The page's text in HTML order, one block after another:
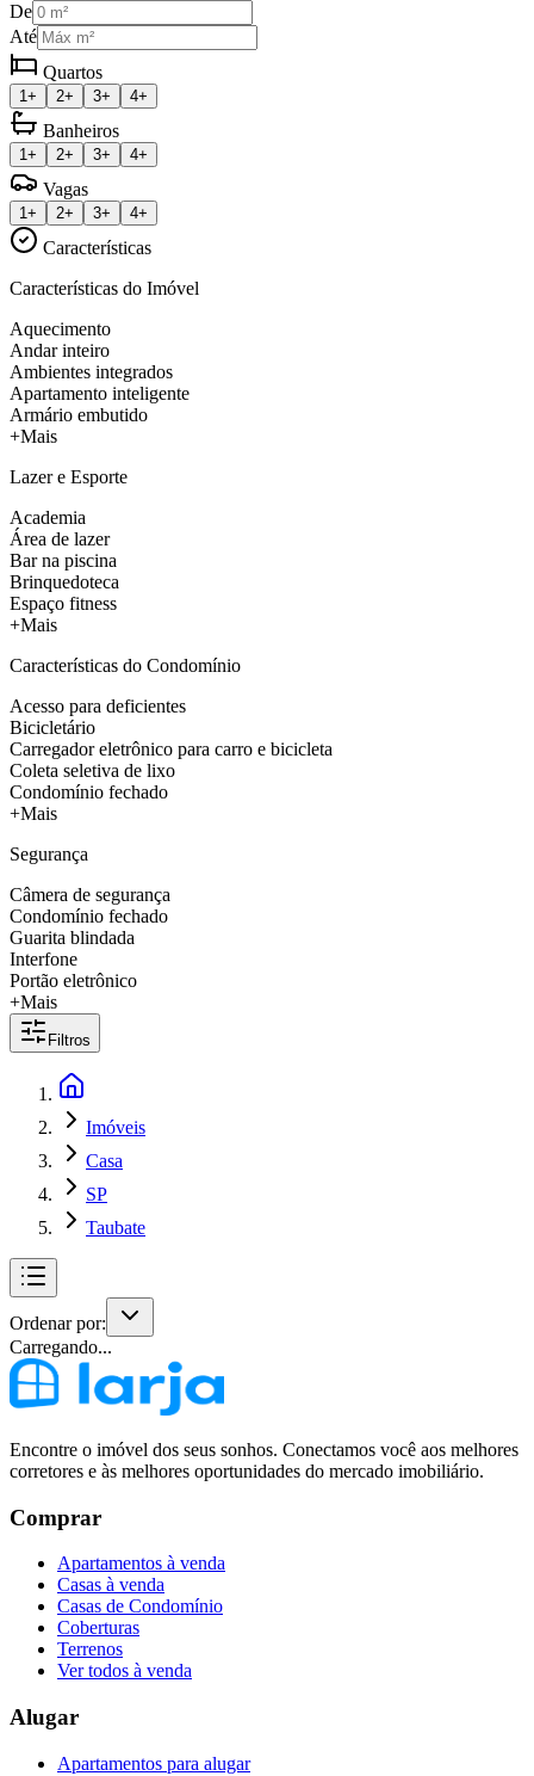
De
Até
Quartos
1+ 2+ 3+ 4+
Banheiros
1+ 2+ 3+ 4+
Vagas
1+ 2+ 3+ 4+
Características
Características do Imóvel
Aquecimento
Andar inteiro
Ambientes integrados
Apartamento inteligente
Armário embutido
+Mais
Lazer e Esporte
Academia
Área de lazer
Bar na piscina
Brinquedoteca
Espaço fitness
+Mais
Características do Condomínio
Acesso para deficientes
Bicicletário
Carregador eletrônico para carro e bicicleta
Coleta seletiva de lixo
Condomínio fechado
+Mais
Segurança
Câmera de segurança
Condomínio fechado
Guarita blindada
Interfone
Portão eletrônico
+Mais
Filtros
Imóveis
Casa
SP
Taubate
Ordenar por:
Carregando...
Encontre o imóvel dos seus sonhos. Conectamos você aos melhores
corretores e às melhores oportunidades do mercado imobiliário.
Comprar
Apartamentos à venda
Casas à venda
Casas de Condomínio
Coberturas
Terrenos
Ver todos à venda
Alugar
Apartamentos para alugar